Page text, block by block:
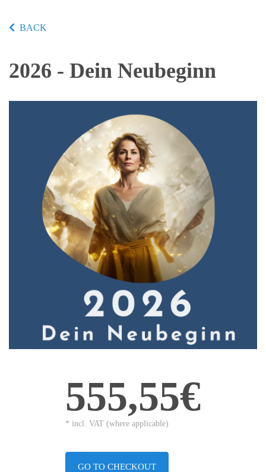
BACK
2026 - Dein Neubeginn
555,55€
* incl. VAT (where applicable)
GO TO CHECKOUT